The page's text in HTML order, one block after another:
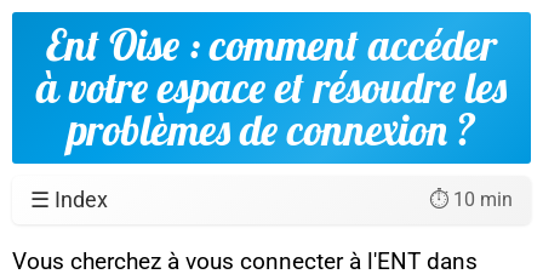
Ent Oise : comment accéder
à votre espace et résoudre les
problèmes de connexion ?
☰ Index ⏱️ 10 min
Vous cherchez à vous connecter à l'ENT dans